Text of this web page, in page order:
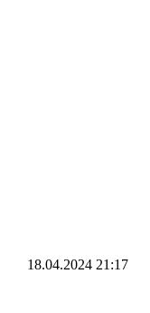
18.04.2024 21:17